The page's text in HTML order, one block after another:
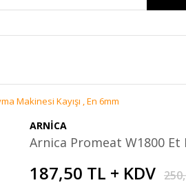
Makinesi Kayışı , En 6mm
ARNİCA
Arnica Promeat W1800 Et
187,50 TL + KDV